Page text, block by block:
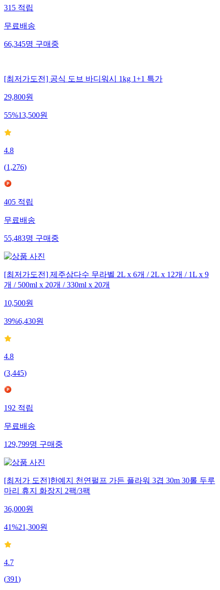
315적립
무료배송
66,345명구매중
[최저가도전] 공식 도브 바디워시 1kg 1+1 특가
29,800원
55%13,500원
4.8
(1,276)
405적립
무료배송
55,483명구매중
[최저가도전] 제주삼다수 무라벨 2L x 6개 / 2L x 12개 / 1L x 9
개 / 500ml x 20개 / 330ml x 20개
10,500원
39%6,430원
4.8
(3,445)
192적립
무료배송
129,799명구매중
[최저가 도전]한예지 천연펄프 가든 플라워 3겹 30m 30롤 두루
마리 휴지 화장지 2팩/3팩
36,000원
41%21,300원
4.7
(391)